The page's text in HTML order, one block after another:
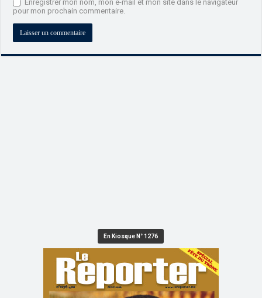
Enregistrer mon nom, mon e-mail et mon site dans le navigateur
pour mon prochain commentaire.
En Kiosque N° 1276